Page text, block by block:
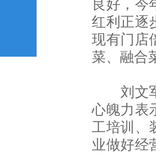
良好，今
红利正逐
现有门店
菜、融合
刘文军
心魄力表
工培训、
业做好经